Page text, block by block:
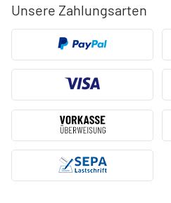
Unsere Zahlungsarten